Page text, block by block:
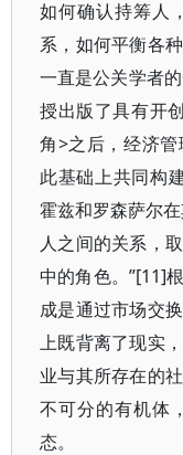
如何确认持筹人
系，如何平衡各
一直是公关学者
授出版了具有开
角>之后，经济
此基础上共同构
霍兹和罗森萨尔
人之间的关系，
中的角色。”[11]
成是通过市场交
上既背离了现实
业与其所存在的
不可分的有机体
态。